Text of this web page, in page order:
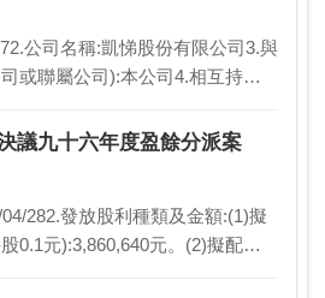
公司名稱:凱悌股份有限公司3.與
或聯屬公司):本公司4.相互持股
議九十六年度盈餘分派案
282.發放股利種類及金額:(1)擬
0.1元):3,860,640元。(2)擬配發